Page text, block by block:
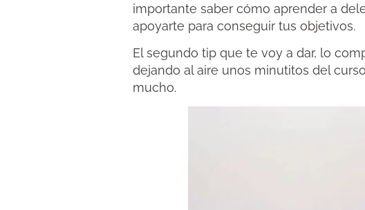
importante saber cómo aprender a
apoyarte para conseguir tus objetivos.
El segundo tip que te voy a dar, lo
dejando al aire unos minutitos del
mucho.